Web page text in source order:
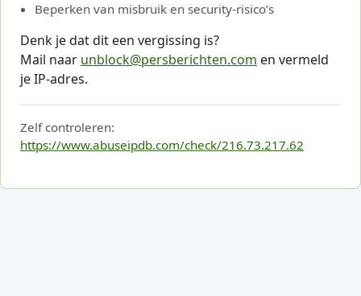
Beperken van misbruik en security-risico’s
Denk je dat dit een vergissing is?
Mail naar unblock@persberichten.com en vermeld
je IP-adres.
Zelf controleren:
https://www.abuseipdb.com/check/216.73.217.62